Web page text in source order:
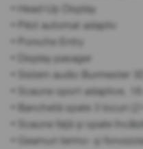
• Head-Up Display
• Pilot automat adaptiv
• Porsche Entry
• Display pasager
• Sistem audio Burmester
• Scaune sport adaptive,
• Banchetă spate 3 locuri
• Scaune față și spate
• Geamuri termo- și